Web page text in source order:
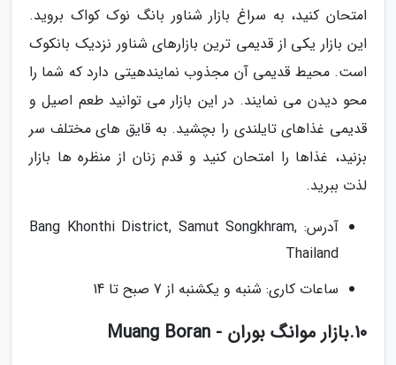
امتحان کنید، به سراغ بازار شناور بانگ نوک کواک بروید.
این بازار یکی از قدیمی ترین بازارهای شناور نزدیک بانکوک
است. محیط قدیمی آن مجذوب نمایندهیتی دارد که شما را
محو دیدن می نمایند. در این بازار می توانید طعم اصیل و
قدیمی غذاهای تایلندی را بچشید. به قایق های مختلف سر
بزنید، غذاها را امتحان کنید و قدم زنان از منظره ها بازار
لذت ببرید.
آدرس: Bang Khonthi District, Samut Songkhram,
Thailand
ساعات کاری: شنبه و یکشنبه از 7 صبح تا 14
10.بازار موانگ بوران - Muang Boran